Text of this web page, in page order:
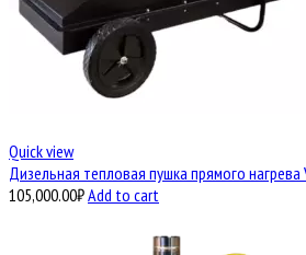
Quick view
Дизельная тепловая пушка прямого нагрева
105,000.00₽Add to cart